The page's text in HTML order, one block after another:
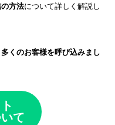
方法について詳しく解説し
くのお客様を呼び込みまし
て